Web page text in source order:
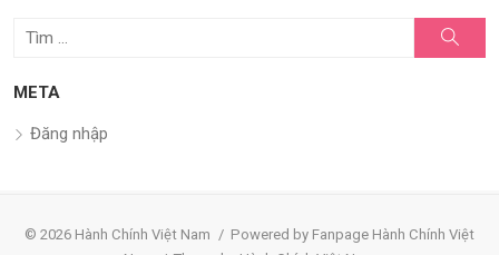
Tìm
quả
kiếm
META
Đăng nhập
© 2026 Hành Chính Việt Nam / Powered by Fanpage Hành Chính Việt